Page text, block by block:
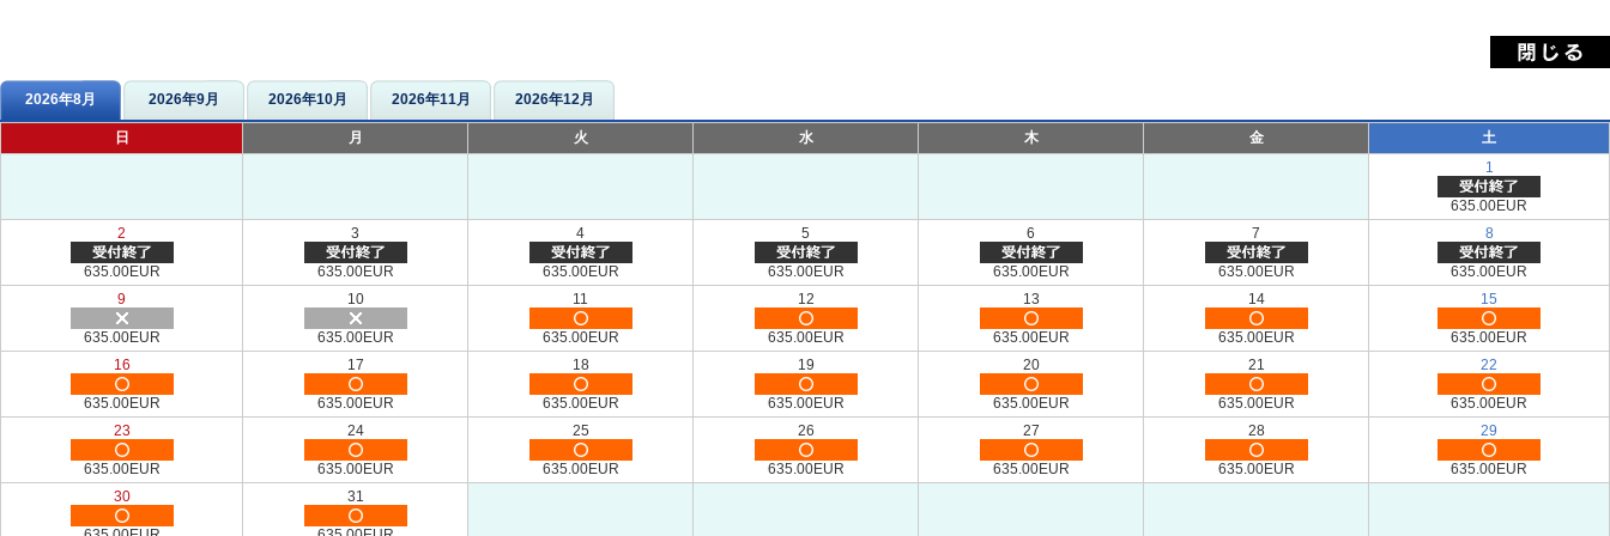
2026年8月 2026年9月 2026年10月 2026年11月 2026年12月
日 月 火 水 木 金
土
1
635.00EUR
2
635.00EUR
3
635.00EUR
4
635.00EUR
5
635.00EUR
6
635.00EUR
7
635.00EUR
8
635.00EUR
9
635.00EUR
10
635.00EUR
11
635.00EUR
12
635.00EUR
13
635.00EUR
14
635.00EUR
15
635.00EUR
16
635.00EUR
17
635.00EUR
18
635.00EUR
19
635.00EUR
20
635.00EUR
21
635.00EUR
22
635.00EUR
23
635.00EUR
24
635.00EUR
25
635.00EUR
26
635.00EUR
27
635.00EUR
28
635.00EUR
29
635.00EUR
30
31